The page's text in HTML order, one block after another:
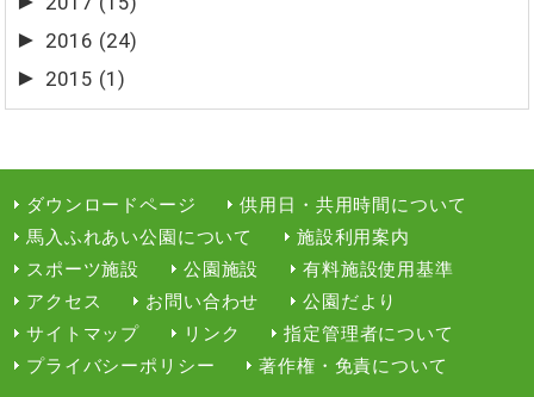
► 2016 (24)
► 2015 (1)
ダウンロードページ
供用日・共用時間について
馬入ふれあい公園について
施設利用案内
スポーツ施設
公園施設
有料施設使用基準
アクセス
お問い合わせ
公園だより
サイトマップ
リンク
指定管理者について
プライバシーポリシー
著作権・免責について